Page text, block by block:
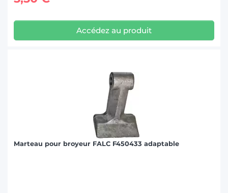
Accédez au produit
Marteau pour broyeur FALC F450433 adaptable